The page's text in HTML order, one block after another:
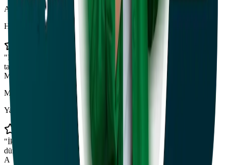
Ahmet Y.
Honda CBR 650R
"Motosikletim için aldığım teklif beklentimin üzerindeydi. Süreç
tamamen sorunsuz ilerledi ve aynı gün içinde ödemeyi aldım.
M
Mehmet K.
Yamaha MT-07
"İkinci motosikletimi de Motornakit üzerinden sattım. Hızlı ve
dürüst bir hizmet. Kesinlikle tavsiye ediyorum.
A